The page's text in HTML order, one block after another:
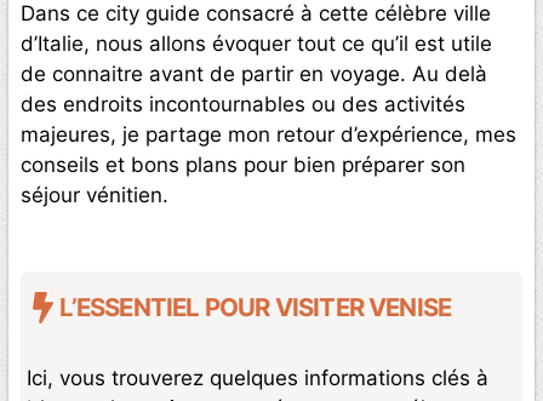
Dans ce city guide consacré à cette célèbre ville
d’Italie, nous allons évoquer tout ce qu’il est utile
de connaitre avant de partir en voyage. Au delà
des endroits incontournables ou des activités
majeures, je partage mon retour d’expérience, mes
conseils et bons plans pour bien préparer son
séjour vénitien.
L’ESSENTIEL POUR VISITER VENISE
Ici, vous trouverez quelques informations clés à